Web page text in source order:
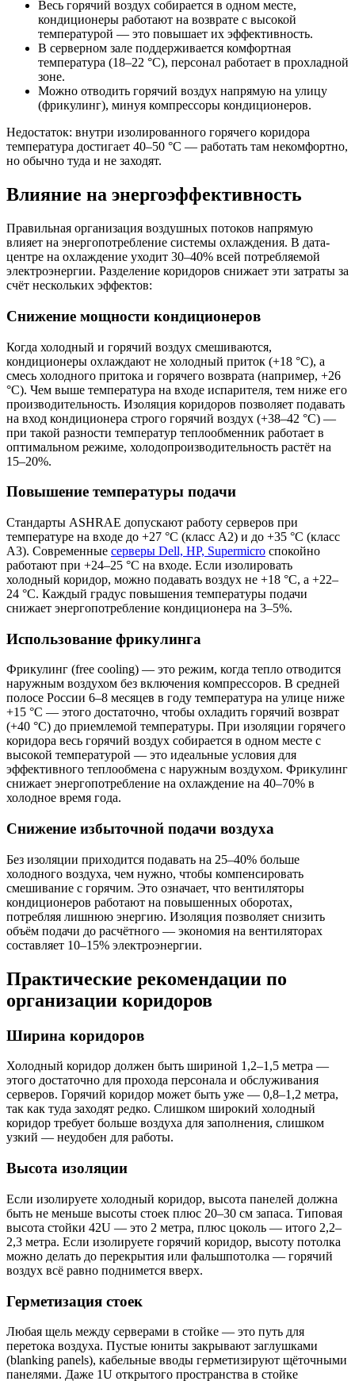
Весь горячий воздух собирается в одном месте,
кондиционеры работают на возврате с высокой
температурой — это повышает их эффективность.
В серверном зале поддерживается комфортная
температура (18–22 °C), персонал работает в прохладной
зоне.
Можно отводить горячий воздух напрямую на улицу
(фрикулинг), минуя компрессоры кондиционеров.
Недостаток: внутри изолированного горячего коридора
температура достигает 40–50 °C — работать там некомфортно,
но обычно туда и не заходят.
Влияние на энергоэффективность
Правильная организация воздушных потоков напрямую
влияет на энергопотребление системы охлаждения. В дата-
центре на охлаждение уходит 30–40% всей потребляемой
электроэнергии. Разделение коридоров снижает эти затраты за
счёт нескольких эффектов:
Снижение мощности кондиционеров
Когда холодный и горячий воздух смешиваются,
кондиционеры охлаждают не холодный приток (+18 °C), а
смесь холодного притока и горячего возврата (например, +26
°C). Чем выше температура на входе испарителя, тем ниже его
производительность. Изоляция коридоров позволяет подавать
на вход кондиционера строго горячий воздух (+38–42 °C) —
при такой разности температур теплообменник работает в
оптимальном режиме, холодопроизводительность растёт на
15–20%.
Повышение температуры подачи
Стандарты ASHRAE допускают работу серверов при
температуре на входе до +27 °C (класс A2) и до +35 °C (класс
A3). Современные серверы Dell, HP, Supermicro спокойно
работают при +24–25 °C на входе. Если изолировать
холодный коридор, можно подавать воздух не +18 °C, а +22–
24 °C. Каждый градус повышения температуры подачи
снижает энергопотребление кондиционера на 3–5%.
Использование фрикулинга
Фрикулинг (free cooling) — это режим, когда тепло отводится
наружным воздухом без включения компрессоров. В средней
полосе России 6–8 месяцев в году температура на улице ниже
+15 °C — этого достаточно, чтобы охладить горячий возврат
(+40 °C) до приемлемой температуры. При изоляции горячего
коридора весь горячий воздух собирается в одном месте с
высокой температурой — это идеальные условия для
эффективного теплообмена с наружным воздухом. Фрикулинг
снижает энергопотребление на охлаждение на 40–70% в
холодное время года.
Снижение избыточной подачи воздуха
Без изоляции приходится подавать на 25–40% больше
холодного воздуха, чем нужно, чтобы компенсировать
смешивание с горячим. Это означает, что вентиляторы
кондиционеров работают на повышенных оборотах,
потребляя лишнюю энергию. Изоляция позволяет снизить
объём подачи до расчётного — экономия на вентиляторах
составляет 10–15% электроэнергии.
Практические рекомендации по
организации коридоров
Ширина коридоров
Холодный коридор должен быть шириной 1,2–1,5 метра —
этого достаточно для прохода персонала и обслуживания
серверов. Горячий коридор может быть уже — 0,8–1,2 метра,
так как туда заходят редко. Слишком широкий холодный
коридор требует больше воздуха для заполнения, слишком
узкий — неудобен для работы.
Высота изоляции
Если изолируете холодный коридор, высота панелей должна
быть не меньше высоты стоек плюс 20–30 см запаса. Типовая
высота стойки 42U — это 2 метра, плюс цоколь — итого 2,2–
2,3 метра. Если изолируете горячий коридор, высоту потолка
можно делать до перекрытия или фальшпотолка — горячий
воздух всё равно поднимется вверх.
Герметизация стоек
Любая щель между серверами в стойке — это путь для
перетока воздуха. Пустые юниты закрывают заглушками
(blanking panels), кабельные вводы герметизируют щёточными
панелями. Даже 1U открытого пространства в стойке